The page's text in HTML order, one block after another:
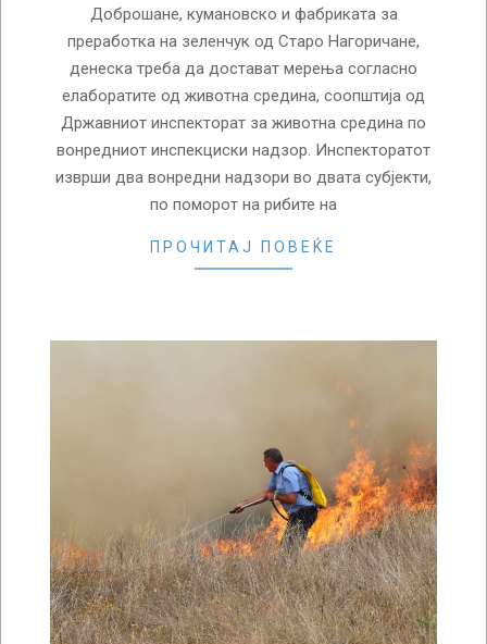
Доброшане, кумановско и фабриката за
преработка на зеленчук од Старо Нагоричане,
денеска треба да достават мерења согласно
елаборатите од животна средина, соопштија од
Државниот инспекторат за животна средина по
вонредниот инспекциски надзор. Инспекторатот
изврши два вонредни надзори во двата субјекти,
по поморот на рибите на
ПРОЧИТАЈ ПОВЕЌЕ